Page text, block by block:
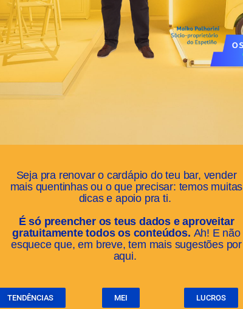
Seja pra renovar o cardápio do teu bar, vender
mais quentinhas ou o que precisar: temos muitas
dicas e apoio pra ti.
É só preencher os teus dados e aproveitar
gratuitamente todos os conteúdos. Ah! E não
esquece que, em breve, tem mais sugestões por
aqui.
TENDÊNCIAS MEI LUCROS